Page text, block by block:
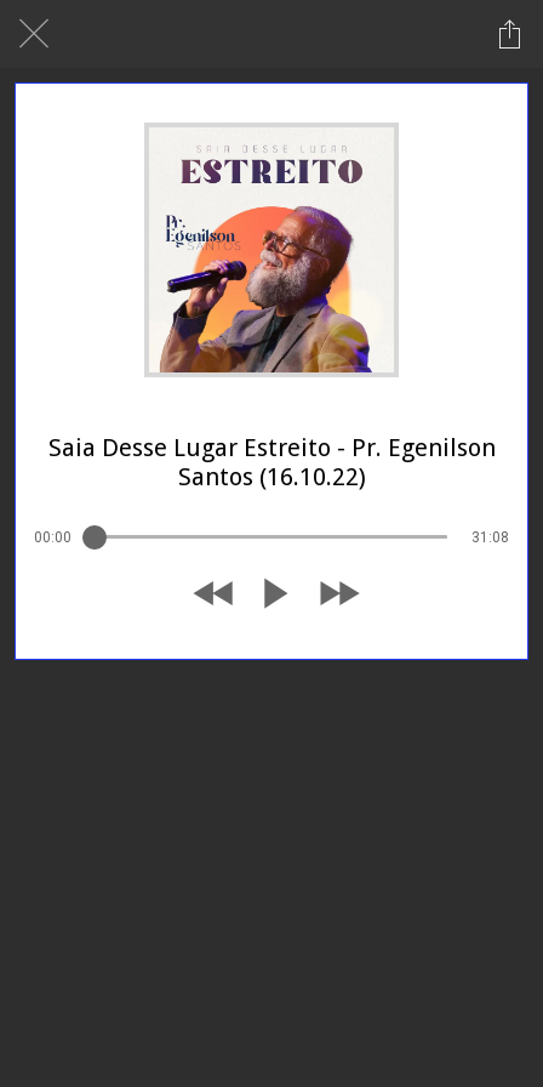
Saia Desse Lugar Estreito - Pr. Egenilson
Santos (16.10.22)
00:00 31:08